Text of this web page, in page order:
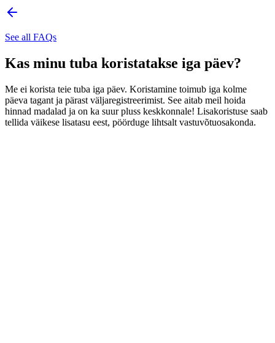
See all FAQs
Kas minu tuba koristatakse iga päev?
Me ei korista teie tuba iga päev. Koristamine toimub iga kolme
päeva tagant ja pärast väljaregistreerimist. See aitab meil hoida
hinnad madalad ja on ka suur pluss keskkonnale! Lisakoristuse saab
tellida väikese lisatasu eest, pöörduge lihtsalt vastuvõtuosakonda.